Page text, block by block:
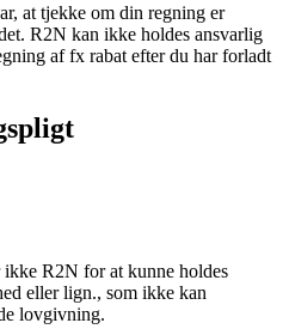
at tjekke om din regning er
R2N kan ikke holdes ansvarlig
af fx rabat efter du har forladt
R2N for at kunne holdes
eller lign., som ikke kan
lovgivning.